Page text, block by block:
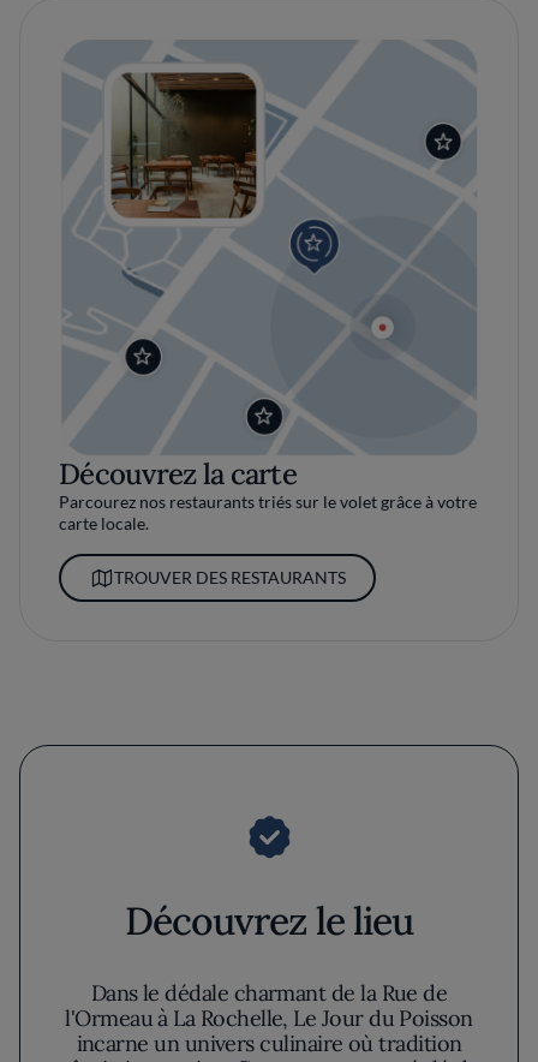
Découvrez la carte
Parcourez nos restaurants triés sur le volet grâce à votre
carte locale.
TROUVER DES RESTAURANTS
Découvrez le lieu
Dans le dédale charmant de la Rue de
l'Ormeau à La Rochelle, Le Jour du Poisson
incarne un univers culinaire où tradition